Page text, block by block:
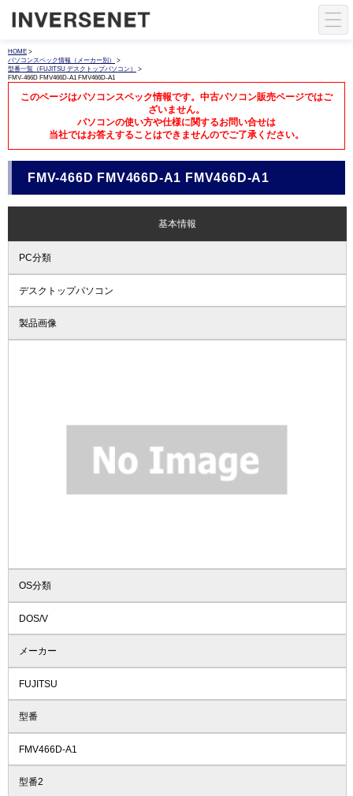
HOME >
パソコンスペック情報（メーカー別）
>
型番一覧（FUJITSU デスクトップパソコン）
>
FMV-466D FMV466D-A1 FMV466D-A1
このページはパソコンスペック情報です。中古パソコン販売ページではご
ざいません。
パソコンの使い方や仕様に関するお問い合せは
当社ではお答えすることはできませんのでご了承ください。
FMV-466D FMV466D-A1 FMV466D-A1
基本情報
PC分類
デスクトップパソコン
製品画像
OS分類
DOS/V
メーカー
FUJITSU
型番
FMV466D-A1
型番2